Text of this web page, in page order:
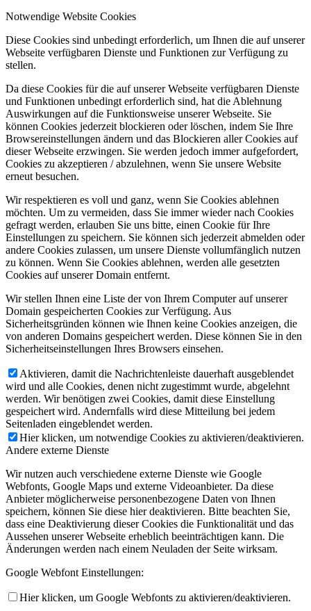
Notwendige Website Cookies
Diese Cookies sind unbedingt erforderlich, um Ihnen die auf unserer
Webseite verfügbaren Dienste und Funktionen zur Verfügung zu
stellen.
Da diese Cookies für die auf unserer Webseite verfügbaren Dienste
und Funktionen unbedingt erforderlich sind, hat die Ablehnung
Auswirkungen auf die Funktionsweise unserer Webseite. Sie
können Cookies jederzeit blockieren oder löschen, indem Sie Ihre
Browsereinstellungen ändern und das Blockieren aller Cookies auf
dieser Webseite erzwingen. Sie werden jedoch immer aufgefordert,
Cookies zu akzeptieren / abzulehnen, wenn Sie unsere Website
erneut besuchen.
Wir respektieren es voll und ganz, wenn Sie Cookies ablehnen
möchten. Um zu vermeiden, dass Sie immer wieder nach Cookies
gefragt werden, erlauben Sie uns bitte, einen Cookie für Ihre
Einstellungen zu speichern. Sie können sich jederzeit abmelden oder
andere Cookies zulassen, um unsere Dienste vollumfänglich nutzen
zu können. Wenn Sie Cookies ablehnen, werden alle gesetzten
Cookies auf unserer Domain entfernt.
Wir stellen Ihnen eine Liste der von Ihrem Computer auf unserer
Domain gespeicherten Cookies zur Verfügung. Aus
Sicherheitsgründen können wie Ihnen keine Cookies anzeigen, die
von anderen Domains gespeichert werden. Diese können Sie in den
Sicherheitseinstellungen Ihres Browsers einsehen.
Aktivieren, damit die Nachrichtenleiste dauerhaft ausgeblendet
wird und alle Cookies, denen nicht zugestimmt wurde, abgelehnt
werden. Wir benötigen zwei Cookies, damit diese Einstellung
gespeichert wird. Andernfalls wird diese Mitteilung bei jedem
Seitenladen eingeblendet werden.
Hier klicken, um notwendige Cookies zu aktivieren/deaktivieren.
Andere externe Dienste
Wir nutzen auch verschiedene externe Dienste wie Google
Webfonts, Google Maps und externe Videoanbieter. Da diese
Anbieter möglicherweise personenbezogene Daten von Ihnen
speichern, können Sie diese hier deaktivieren. Bitte beachten Sie,
dass eine Deaktivierung dieser Cookies die Funktionalität und das
Aussehen unserer Webseite erheblich beeinträchtigen kann. Die
Änderungen werden nach einem Neuladen der Seite wirksam.
Google Webfont Einstellungen:
Hier klicken, um Google Webfonts zu aktivieren/deaktivieren.